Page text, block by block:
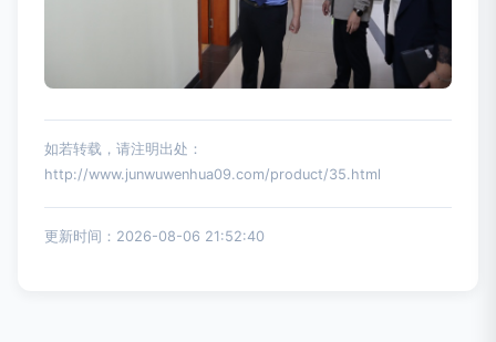
如若转载，请注明出处：
http://www.junwuwenhua09.com/product/35.html
更新时间：2026-08-06 21:52:40